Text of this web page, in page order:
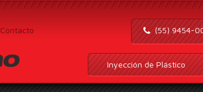
Contacto (55) 9454-
Inyección de Plástico